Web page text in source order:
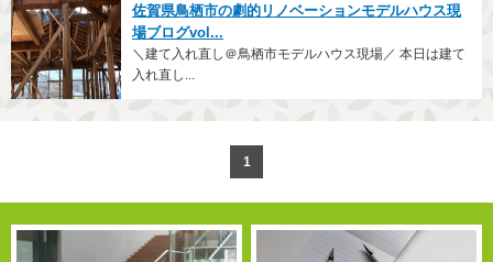
佐賀県鳥栖市の劇的リノベーションモデルハウス現
場ブログvol...
＼建て入れ直し＠鳥栖市モデルハウス現場／ 本日は建て
入れ直し...
1